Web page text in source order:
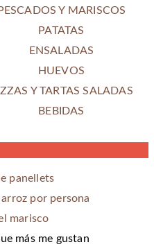
PESCADOS Y MARISCOS
PATATAS
ENSALADAS
HUEVOS
Y TARTAS SALADAS
BEBIDAS
panellets
por persona
marisco
más me gustan